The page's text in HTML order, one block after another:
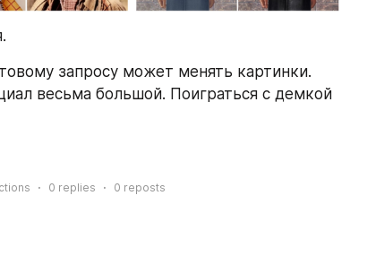
запросу может менять картинки.
весьма большой. Поиграться с демкой
0 replies 0 reposts